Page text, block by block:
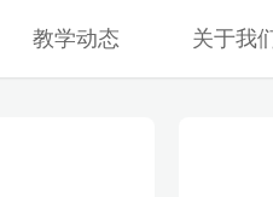
教学动态 关于我